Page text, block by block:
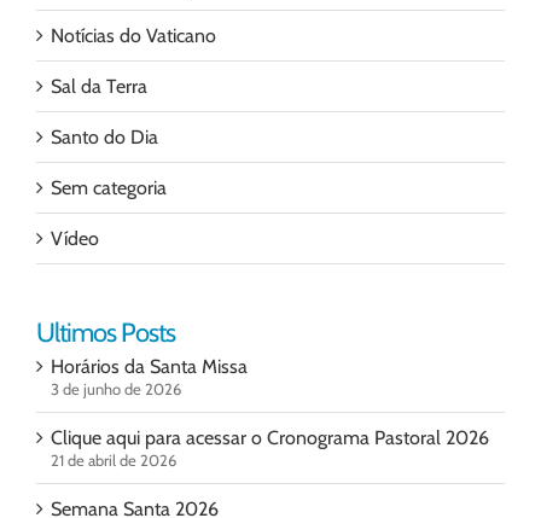
Notícias do Vaticano
Sal da Terra
Santo do Dia
Sem categoria
Vídeo
Ultimos Posts
Horários da Santa Missa
3 de junho de 2026
Clique aqui para acessar o Cronograma Pastoral 2026
21 de abril de 2026
Semana Santa 2026